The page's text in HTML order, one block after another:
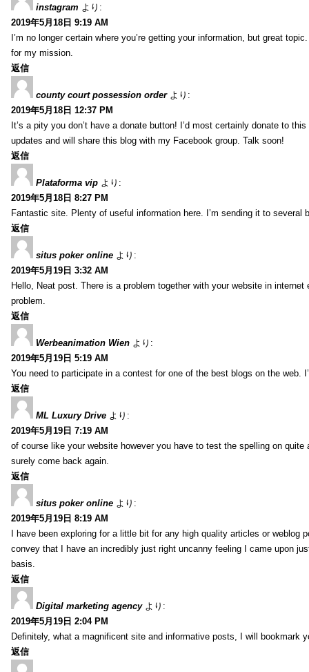
instagram より:
2019年5月18日 9:19 AM
I’m no longer certain where you’re getting your information, but great
for my mission.
返信
county court possession order より:
2019年5月18日 12:37 PM
It’s a pity you don’t have a donate button! I’d most certainly donate to
updates and will share this blog with my Facebook group. Talk soon!
返信
Plataforma vip より:
2019年5月18日 8:27 PM
Fantastic site. Plenty of useful information here. I’m sending it to
返信
situs poker online より:
2019年5月19日 3:32 AM
Hello, Neat post. There is a problem together with your website in
problem.
返信
Werbeanimation Wien より:
2019年5月19日 5:19 AM
You need to participate in a contest for one of the best blogs on the web.
返信
ML Luxury Drive より:
2019年5月19日 7:19 AM
of course like your website however you have to test the spelling on
surely come back again.
返信
situs poker online より:
2019年5月19日 8:19 AM
I have been exploring for a little bit for any high quality articles or
convey that I have an incredibly just right uncanny feeling I came upon
basis.
返信
Digital marketing agency より:
2019年5月19日 2:04 PM
Definitely, what a magnificent site and informative posts, I will bookmark
返信